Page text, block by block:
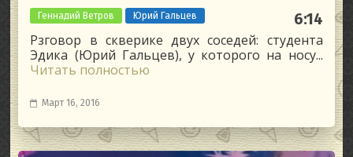
Геннадий Ветров Юрий Гальцев 6:14
Рзговор в скверике двух соседей: студента
Эдика (Юрий Гальцев), у которого на носу...
Читать полностью
Март 16, 2016